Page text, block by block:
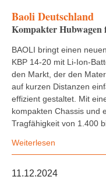
Baoli Deutschland
Kompakter Hubwagen
BAOLI bringt einen
KBP 14-20 mit Li-Ion-
den Markt, der den
auf kurzen Distanzen
effizient gestaltet. Mit
kompakten Chassis und
Tragfähigkeit von 1.400
Weiterlesen
11.12.2024